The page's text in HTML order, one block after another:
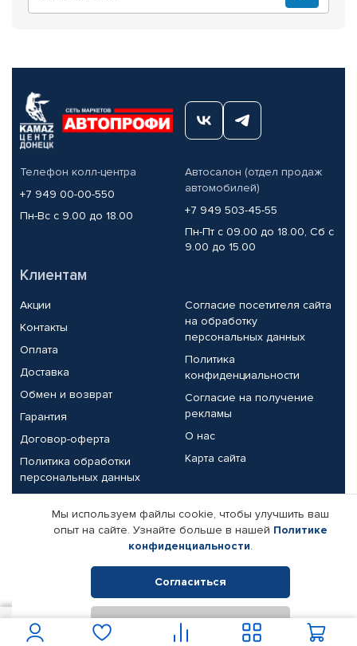
Телефон колл-центра
+7 949 00-00-550
Пн-Вс с 9.00 до 18.00
Автосалон (отдел продаж
автомобилей)
+7 949 503-45-55
Пн-Пт с 09.00 до 18.00, Сб с
9.00 до 15.00
Клиентам
Акции
Контакты
Оплата
Доставка
Обмен и возврат
Гарантия
Договор-оферта
Политика обработки
персональных данных
Согласие посетителя сайта
на обработку
персональных данных
Политика
конфиденциальности
Согласие на получение
рекламы
О нас
Карта сайта
Партнерам
Корпоративным клиентам
Поставщикам
Реквизиты компании
© КАМАЗ ЦЕНТР ДОНЕЦК, 2015-2026. Все права защищены.
Интернет-магазин автомобильных товаров Автопрофи.
Мы используем файлы cookie, чтобы улучшить ваш
опыт на сайте. Узнайте больше в нашей Политике
конфиденциальности.
Согласиться
Отклонить
В корзину